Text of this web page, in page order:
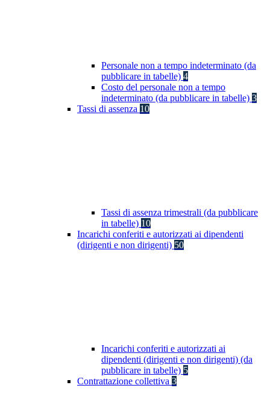
Personale non a tempo indeterminato (da
pubblicare in tabelle) 4
Costo del personale non a tempo
indeterminato (da pubblicare in tabelle) 3
Tassi di assenza 10
Tassi di assenza trimestrali (da pubblicare
in tabelle) 10
Incarichi conferiti e autorizzati ai dipendenti
(dirigenti e non dirigenti) 50
Incarichi conferiti e autorizzati ai
dipendenti (dirigenti e non dirigenti) (da
pubblicare in tabelle) 5
Contrattazione collettiva 3